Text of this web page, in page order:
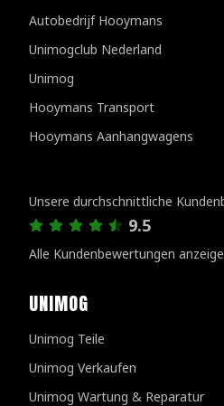
Autobedrijf Hooymans
Unimogclub Nederland
Unimog
Hooymans Transport
Hooymans Aanhangwagens
Unsere durchschnittliche
9.5
Alle Kundenbewertungen
UNIMOG
Unimog Teile
Unimog Verkaufen
Unimog Wartung & Reparatur